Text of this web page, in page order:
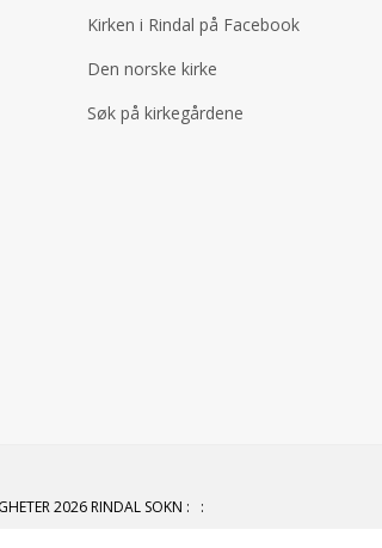
Kirken i Rindal på Facebook
Den norske kirke
Søk på kirkegårdene
2026 RINDAL SOKN : :